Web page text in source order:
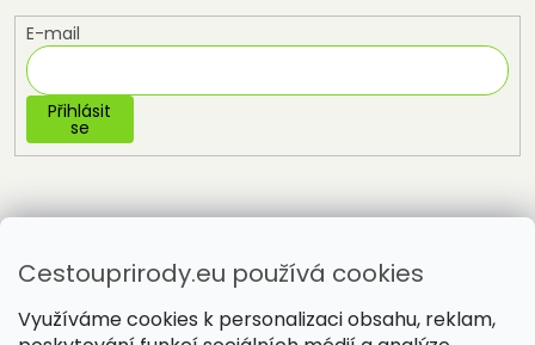
Cestouprirody.eu používá cookies
Využíváme cookies k personalizaci obsahu, reklam,
E-mail
Přihlásit
se